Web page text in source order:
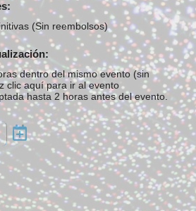
(Sin reembolsos)
dentro del mismo evento (sin
clic aquí para ir al evento
hasta 2 horas antes del evento.